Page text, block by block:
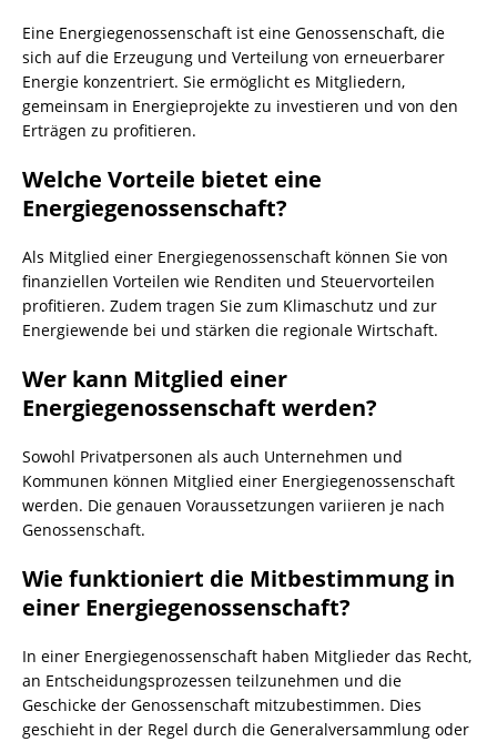
Eine Energiegenossenschaft ist eine Genossenschaft, die
sich auf die Erzeugung und Verteilung von erneuerbarer
Energie konzentriert. Sie ermöglicht es Mitgliedern,
gemeinsam in Energieprojekte zu investieren und von den
Erträgen zu profitieren.
Welche Vorteile bietet eine
Energiegenossenschaft?
Als Mitglied einer Energiegenossenschaft können Sie von
finanziellen Vorteilen wie Renditen und Steuervorteilen
profitieren. Zudem tragen Sie zum Klimaschutz und zur
Energiewende bei und stärken die regionale Wirtschaft.
Wer kann Mitglied einer
Energiegenossenschaft werden?
Sowohl Privatpersonen als auch Unternehmen und
Kommunen können Mitglied einer Energiegenossenschaft
werden. Die genauen Voraussetzungen variieren je nach
Genossenschaft.
Wie funktioniert die Mitbestimmung in
einer Energiegenossenschaft?
In einer Energiegenossenschaft haben Mitglieder das Recht,
an Entscheidungsprozessen teilzunehmen und die
Geschicke der Genossenschaft mitzubestimmen. Dies
geschieht in der Regel durch die Generalversammlung oder